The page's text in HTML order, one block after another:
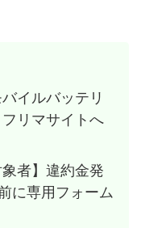
イルバッテリ
リマサイトへ
者】違約金発
に専用フォーム